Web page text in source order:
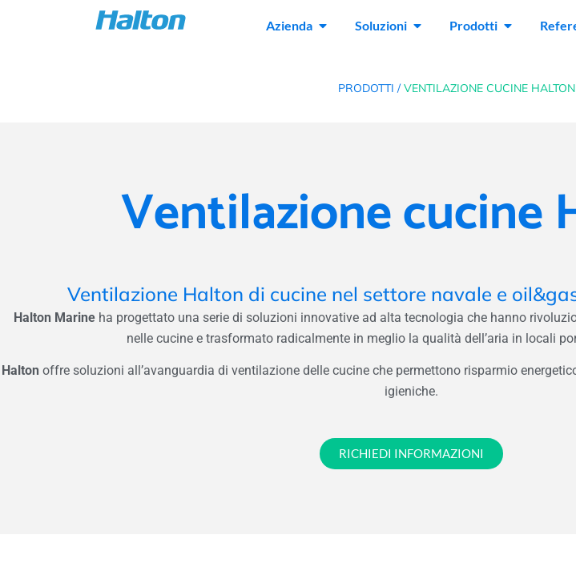
Azienda Soluzioni Prodotti
PRODOTTI /VENTILAZIONE CUCINE HALTON
Ventilazione cucine
Ventilazione Halton di cucine nel settore navale e
Halton Marine ha progettato una serie di soluzioni innovative ad alta tecnologia che hanno
nelle cucine e trasformato radicalmente in meglio la qualità dell’aria in locali
Halton offre soluzioni all’avanguardia di ventilazione delle cucine che permettono risparmio
igieniche.
RICHIEDI INFORMAZIONI